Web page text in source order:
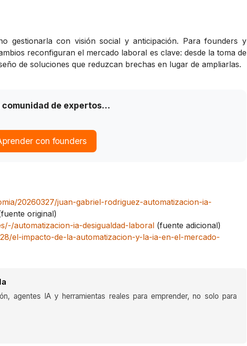
gestionarla con visión social y anticipación. Para founders y
reconfiguran el mercado laboral es clave: desde la toma de
de soluciones que reduzcan brechas en lugar de ampliarlas.
de expertos…
con founders
20260327/juan-gabriel-rodriguez-automatizacion-ia-
original)
automatizacion-ia-desigualdad-laboral (fuente adicional)
el-impacto-de-la-automatizacion-y-la-ia-en-el-mercado-
agentes IA y herramientas reales para emprender, no solo para